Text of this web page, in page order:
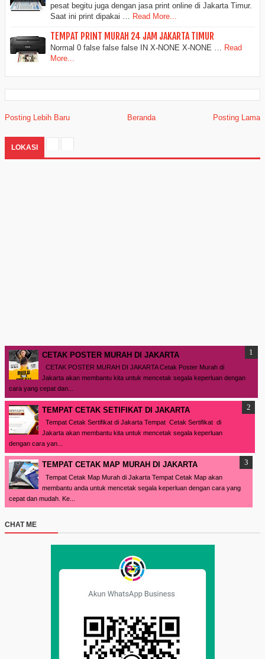
pesat begitu juga dengan jasa print online di Jakarta Timur.
Saat ini print dipakai …
Read More...
TEMPAT PRINT MURAH 24 JAM JAKARTA TIMUR
Normal 0 false false false IN X-NONE X-NONE … Read
More...
Posting Lebih Baru Posting Lama
Beranda
LOKASI
CETAK POSTER MURAH DI JAKARTA
CETAK POSTER MURAH DI JAKARTA Cetak Poster Murah di
Jakarta akan membantu kita untuk mencetak segala keperluan dengan
cara yang cepat dan...
TEMPAT CETAK SETIFIKAT DI JAKARTA
Tempat Cetak Sertifikat di Jakarta Tempat Cetak Sertifikat di
Jakarta akan membantu kita untuk mencetak segala keperluan
dengan cara yan...
TEMPAT CETAK MAP MURAH DI JAKARTA
Tempat Cetak Map Murah di Jakarta Tempat Cetak Map akan
membantu anda untuk mencetak segala keperluan dengan cara yang
cepat dan mudah. Ke...
CHAT ME